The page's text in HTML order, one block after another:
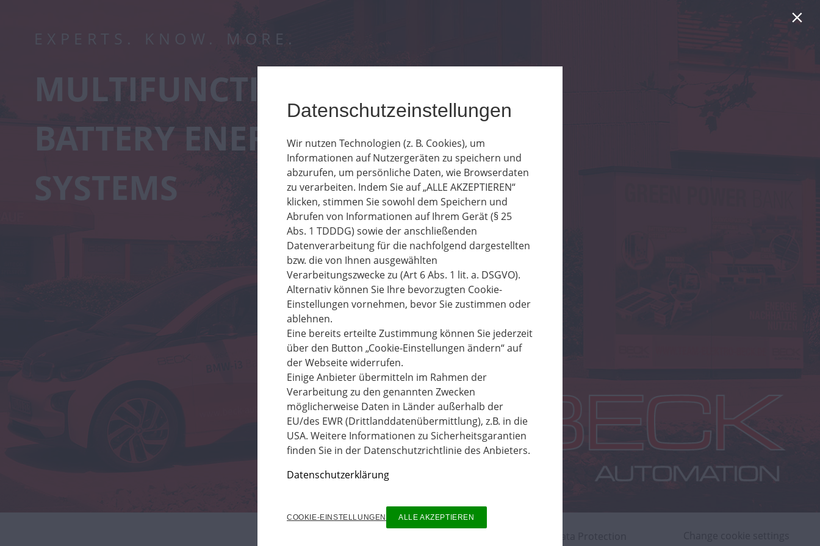
EXPERTS. KNOW. MORE.
MULTIFUNCTIONAL
BATTERY ENERGY STORAGE
SYSTEMS
Datenschutzeinstellungen
Wir nutzen Technologien (z. B. Cookies), um
Informationen auf Nutzergeräten zu speichern und
abzurufen, um persönliche Daten, wie Browserdaten
zu verarbeiten. Indem Sie auf „ALLE AKZEPTIEREN“
klicken, stimmen Sie sowohl dem Speichern und
Abrufen von Informationen auf Ihrem Gerät (§ 25
Abs. 1 TDDDG) sowie der anschließenden
Datenverarbeitung für die nachfolgend dargestellten
bzw. die von Ihnen ausgewählten
Verarbeitungszwecke zu (Art 6 Abs. 1 lit. a. DSGVO).
Alternativ können Sie Ihre bevorzugten Cookie-
Einstellungen vornehmen, bevor Sie zustimmen oder
ablehnen.
Eine bereits erteilte Zustimmung können Sie jederzeit
über den Button „Cookie-Einstellungen ändern“ auf
der Webseite widerrufen.
Einige Anbieter übermitteln im Rahmen der
Verarbeitung zu den genannten Zwecken
möglicherweise Daten in Länder außerhalb der
EU/des EWR (Drittlanddatenübermittlung), z.B. in die
USA. Weitere Informationen zu Sicherheitsgarantien
finden Sie in der Datenschutzrichtlinie des Anbieters.
Datenschutzerklärung
COOKIE-EINSTELLUNGEN ALLE AKZEPTIEREN